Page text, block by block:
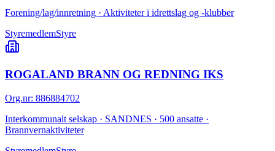
Forening/lag/innretning · Aktiviteter i idrettslag og -klubber
StyremedlemStyre
ROGALAND BRANN OG REDNING IKS
Org.nr: 886884702
Interkommunalt selskap · SANDNES · 500 ansatte ·
Brannvernaktiviteter